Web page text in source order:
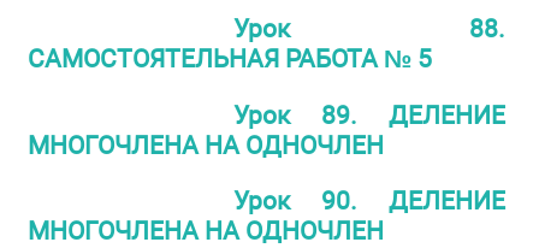
Урок 88.
САМОСТОЯТЕЛЬНАЯ РАБОТА № 5
Урок 89. ДЕЛЕНИЕ
МНОГОЧЛЕНА НА ОДНОЧЛЕН
Урок 90. ДЕЛЕНИЕ
МНОГОЧЛЕНА НА ОДНОЧЛЕН